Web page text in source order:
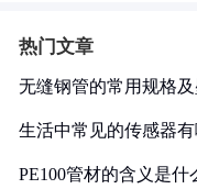
热门文章
无缝钢管的常用规格
生活中常见的传感器
PE100管材的含义是什